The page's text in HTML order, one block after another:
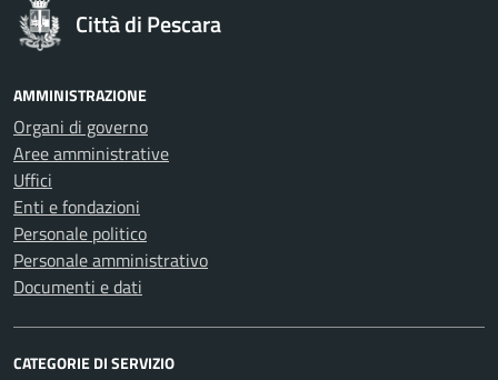
Città di Pescara
AMMINISTRAZIONE
Organi di governo
Aree amministrative
Uffici
Enti e fondazioni
Personale politico
Personale amministrativo
Documenti e dati
CATEGORIE DI SERVIZIO